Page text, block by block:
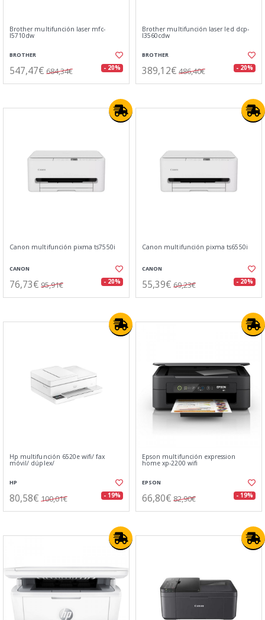
Brother multifunción laser mfc-
l5710dw
BROTHER
547,47€ 684,34€ - 20%
Brother multifunción laser led dcp-
l3560cdw
BROTHER
389,12€ 486,40€ - 20%
Canon multifunción pixma ts7550i
CANON
76,73€ 95,91€ - 20%
Canon multifunción pixma ts6550i
CANON
55,39€ 69,23€ - 20%
Hp multifunción 6520e wifi/ fax
móvil/ dúplex/
HP
80,58€ 100,01€ - 19%
Epson multifunción expression
home xp-2200 wifi
EPSON
66,80€ 82,90€ - 19%